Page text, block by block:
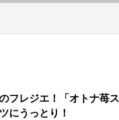
フレジエ！「オトナ苺
にうっとり！